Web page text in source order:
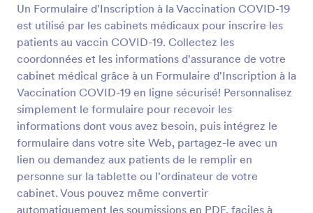
Un Formulaire d'Inscription à la Vaccination COVID-19
est utilisé par les cabinets médicaux pour inscrire les
patients au vaccin COVID-19. Collectez les
coordonnées et les informations d'assurance de votre
cabinet médical grâce à un Formulaire d'Inscription à la
Vaccination COVID-19 en ligne sécurisé! Personnalisez
simplement le formulaire pour recevoir les
informations dont vous avez besoin, puis intégrez le
formulaire dans votre site Web, partagez-le avec un
lien ou demandez aux patients de le remplir en
personne sur la tablette ou l'ordinateur de votre
cabinet. Vous pouvez même convertir
automatiquement les soumissions en PDF, faciles à
Web, partagez-le avec un lien ou demandez aux
patients de le remplir en personne sur la tablette ou
l'ordinateur de votre cabinet. Vous pouvez même
convertir automatiquement les soumissions en PDF,
faciles à télécharger ou à imprimer en un clic. Vous
souhaitez que ce formulaire d'inscription
corresponde à votre pratique? Ajoutez votre logo,
modifiez l'image d'arrière-plan ou ajoutez d'autres
champs de formulaire pour collecter les
antécédents médicaux des clients en même temps.
Vous pouvez même synchroniser des soumissions
ou des fichiers PDF sur plus de 100 plateformes
populaires, notamment Google Drive, Dropbox, Box
et plus encore! N'oubliez pas de mettre à niveau
pour garder les informations sensibles sur la santé
Prévisualiser